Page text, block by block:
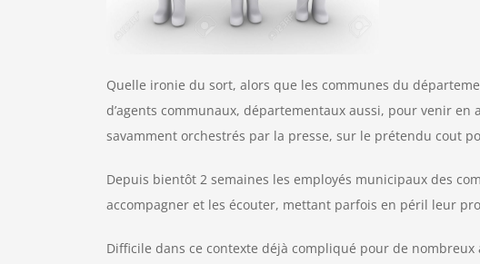
Quelle ironie du sort, alors que les communes du
d’agents communaux, départementaux aussi, pour venir
savamment orchestrés par la presse, sur le prétendu cout
Depuis bientôt 2 semaines les employés municipaux des
accompagner et les écouter, mettant parfois en péril leur
Difficile dans ce contexte déjà compliqué pour de